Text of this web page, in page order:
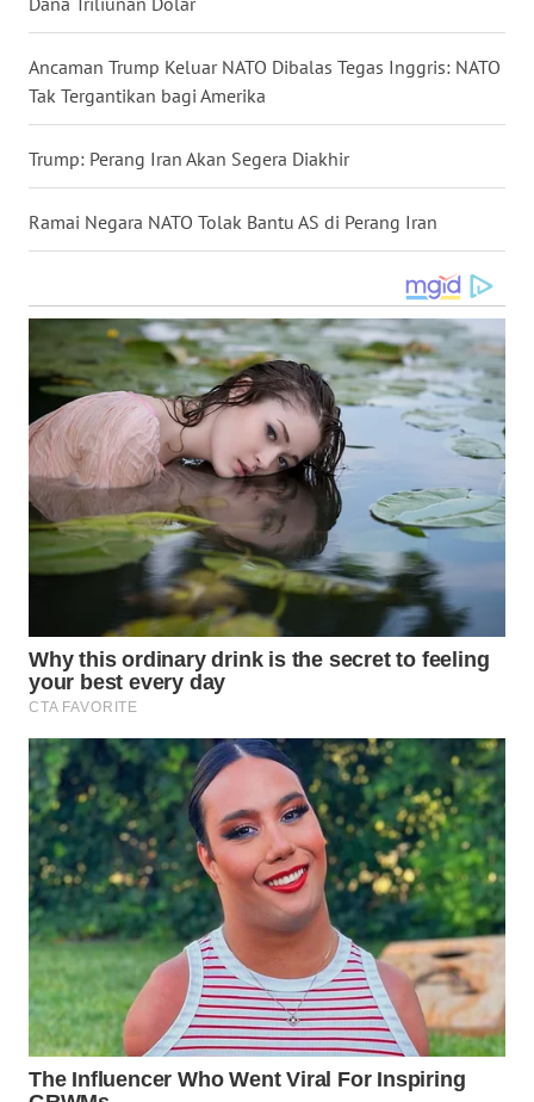
Ancaman Trump Keluar NATO Dibalas Tegas Inggris: NATO
Tak Tergantikan bagi Amerika
Trump: Perang Iran Akan Segera Diakhir
Ramai Negara NATO Tolak Bantu AS di Perang Iran
WN
JATIM
BALI
WN
KALBAR
WN
KALTENG
WN
WN
KALSEL
WN
KALTIM
WN
SULSEL
WN
GORONTALO
WN
SULUT
WN